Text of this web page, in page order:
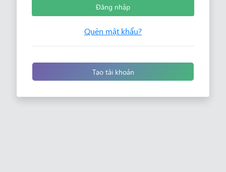
Đăng nhập
Quên mật khẩu?
Tạo tài khoản